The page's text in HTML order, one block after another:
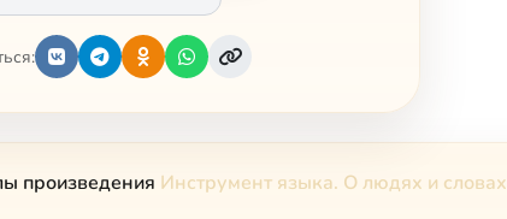
произведения Инструмент языка. О людях и словах